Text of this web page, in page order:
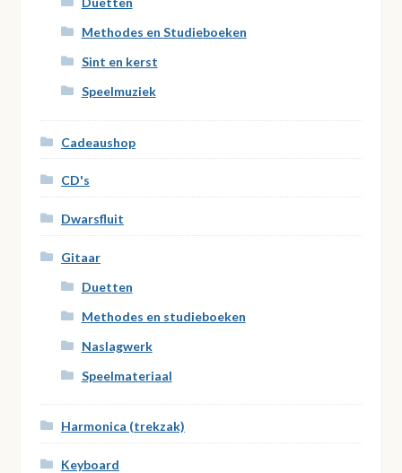
Methodes en Studieboeken
Sint en kerst
Speelmuziek
Cadeaushop
CD's
Dwarsfluit
Gitaar
Duetten
Methodes en studieboeken
Naslagwerk
Speelmateriaal
Harmonica (trekzak)
Keyboard